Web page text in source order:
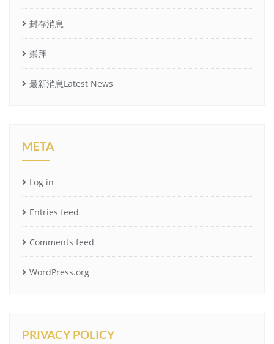
封存消息
崇拜
最新消息Latest News
META
Log in
Entries feed
Comments feed
WordPress.org
PRIVACY POLICY